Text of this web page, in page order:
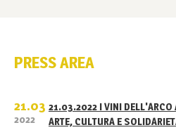
PRESS AREA
21.03
2022
21.03.2022 I VINI DELL'ARCO
ARTE, CULTURA E